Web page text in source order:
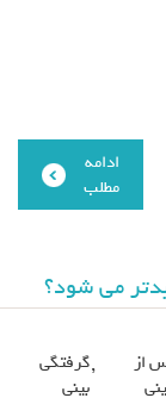
ادامه
مطلب
می شود؟
از
,گرفتگی
بینی